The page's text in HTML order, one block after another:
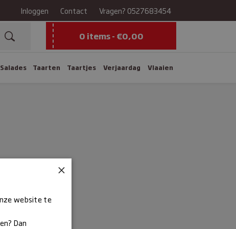
Inloggen Contact Vragen? 0527683454
0 items - €0,00
Salades Taarten Taartjes Verjaardag Vlaaien
×
website te
Dan